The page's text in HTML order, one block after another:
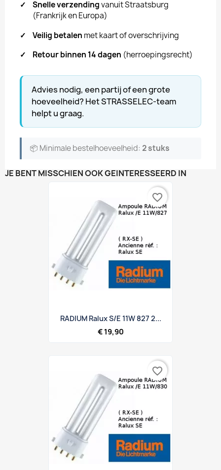
✓ Snelle verzendingvanuit Straatsburg
(Frankrijk en Europa)
✓
Veilig betalen met kaart of overschrijving
✓
Retour binnen 14 dagen (herroepingsrecht)
Advies nodig, een partij of een grote
hoeveelheid? Het STRASSELEC-team
helpt u graag.
📦 Minimale bestelhoeveelheid: 2 stuks
JE BENT MISSCHIEN OOK GEÏNTERESSEERD IN
RADIUM Ralux S/E 11W 827 2...
€ 19,90
favorite_border
favorite_border